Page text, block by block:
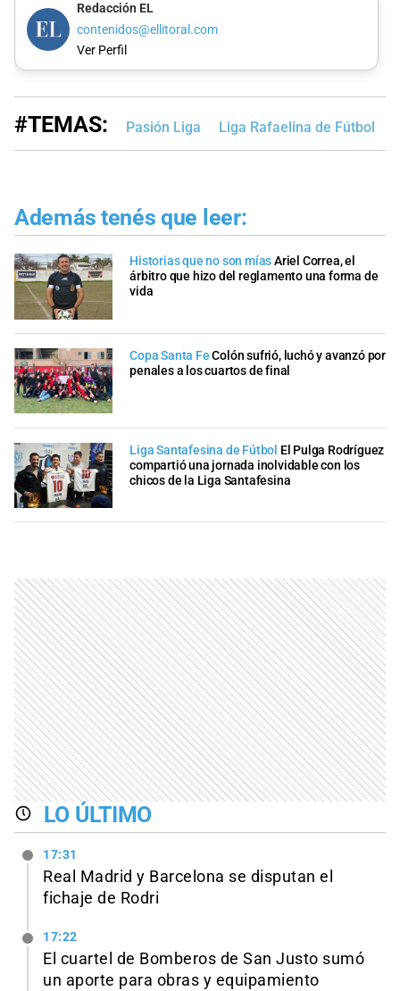
Redacción EL
contenidos@ellitoral.com
Ver Perfil
#TEMAS: Pasión Liga Liga Rafaelina de Fútbol
Además tenés que leer:
Historias que no son míasAriel Correa, el
árbitro que hizo del reglamento una forma de
vida
Copa Santa Fe Colón sufrió, luchó y avanzó por
penales a los cuartos de final
Liga Santafesina de Fútbol El Pulga Rodríguez
compartió una jornada inolvidable con los
chicos de la Liga Santafesina
LO ÚLTIMO
17:31
Real Madrid y Barcelona se disputan el
fichaje de Rodri
17:22
El cuartel de Bomberos de San Justo sumó
un aporte para obras y equipamiento